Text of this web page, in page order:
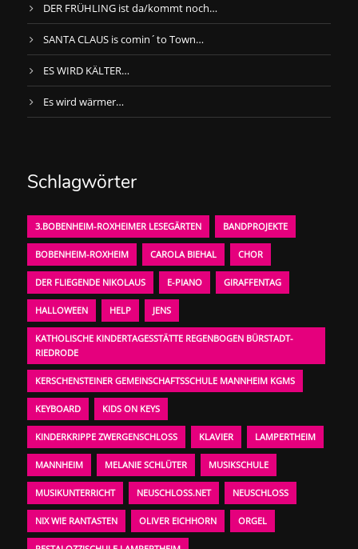
DER FRÜHLING ist da/kommt noch…
SANTA CLAUS is comin´to Town…
ES WIRD KÄLTER…
Es wird wärmer…
Schlagwörter
3.BOBENHEIM-ROXHEIMER LESEGÄRTEN BANDPROJEKTE
BOBENHEIM-ROXHEIM CAROLA BIEHAL CHOR
DER FLIEGENDE NIKOLAUS E-PIANO GIRAFFENTAG
HALLOWEEN HELP JENS
KATHOLISCHE KINDERTAGESSTÄTTE REGENBOGEN BÜRSTADT-
RIEDRODE
KERSCHENSTEINER GEMEINSCHAFTSSCHULE MANNHEIM KGMS
KEYBOARD KIDS ON KEYS
KINDERKRIPPE ZWERGENSCHLOSS KLAVIER LAMPERTHEIM
MANNHEIM MELANIE SCHLÜTER MUSIKSCHULE
MUSIKUNTERRICHT NEUSCHLOSS.NET NEUSCHLOSS
NIX WIE RANTASTEN OLIVER EICHHORN ORGEL